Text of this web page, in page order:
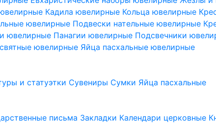
Кадила ювелирные Кольца ювелирные
ювелирные Подвески нательные ювелирные
ювелирные Панагии ювелирные Подсвечники
ювелирные Яйца пасхальные ювелирные
и статуэтки Сувениры Сумки Яйца пасхальные
письма Закладки Календари церковные